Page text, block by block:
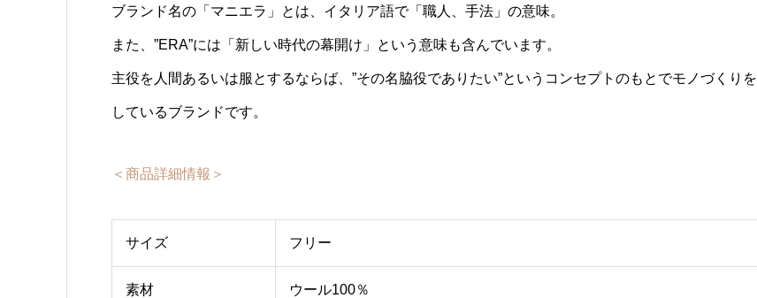
ブランド名の「マニエラ」とは、イタリア語で「職人、手法」の意味。
また、”ERA”には「新しい時代の幕開け」という意味も含んでいます。
主役を人間あるいは服とするならば、”その名脇役でありたい”というコンセプトのもとでモノづくりを
しているブランドです。
＜商品詳細情報＞
サイズ フリー
素材 ウール100％